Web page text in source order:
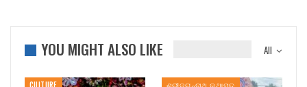
All
YOU MIGHT ALSO LIKE
CULTURE ଶ୍ରୀଜଗନ୍ନାଥ କଥାମୃତ